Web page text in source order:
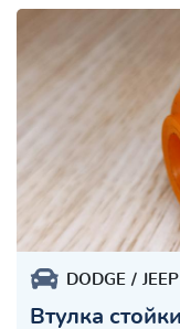
DODGE JEEP
Втулка